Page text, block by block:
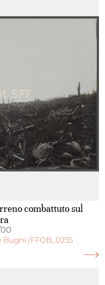
combattuto sul
00
/FFOB_0235